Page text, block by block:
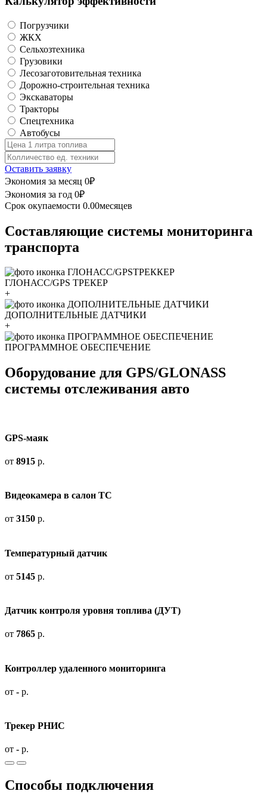
Погрузчики
ЖКХ
Сельхозтехника
Грузовики
Лесозаготовительная техника
Дорожно-строительная техника
Экскаваторы
Тракторы
Спецтехника
Автобусы
Оставить заявку
Экономия за месяц 0₽
Экономия за год 0₽
Срок окупаемости 0.00месяцев
Составляющие системы мониторинга
транспорта
ГЛОНАСС/GPS ТРЕКЕР
+
ДОПОЛНИТЕЛЬНЫЕ ДАТЧИКИ
+
ПРОГРАММНОЕ ОБЕСПЕЧЕНИЕ
Оборудование для GPS/GLONASS
системы отслеживания авто
GPS-маяк
от 8915 р.
Видеокамера в салон ТС
от 3150 р.
Температурный датчик
от 5145 р.
Датчик контроля уровня топлива (ДУТ)
от 7865 р.
Контроллер удаленного мониторинга
от - р.
Трекер РНИС
от - р.
Способы подключения